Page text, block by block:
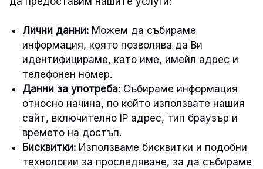
Лични данни: Можем да събираме
информация, която позволява да Ви
идентифицираме, като име, имейл адрес и
телефонен номер.
Данни за употреба: Събираме информация
относно начина, по който използвате нашия
сайт, включително IP адрес, тип браузър и
времето на достъп.
Бисквитки: Използваме бисквитки и подобни
технологии за проследяване, за да събираме